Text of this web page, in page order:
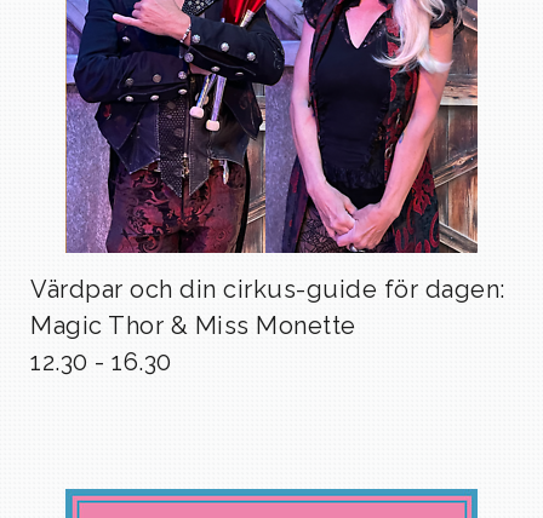
Värdpar och din cirkus-guide för dagen:
Magic Thor & Miss Monette
12.30 - 16.30